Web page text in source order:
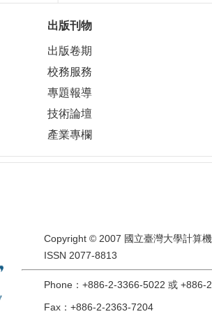
出版刊物
出版卷期
校務服務
專題報導
技術論壇
產業專欄
Copyright © 2007 國立臺灣大學計算機
ISSN 2077-8813
Phone：+886-2-3366-5022 或 +886-
Fax：+886-2-2363-7204